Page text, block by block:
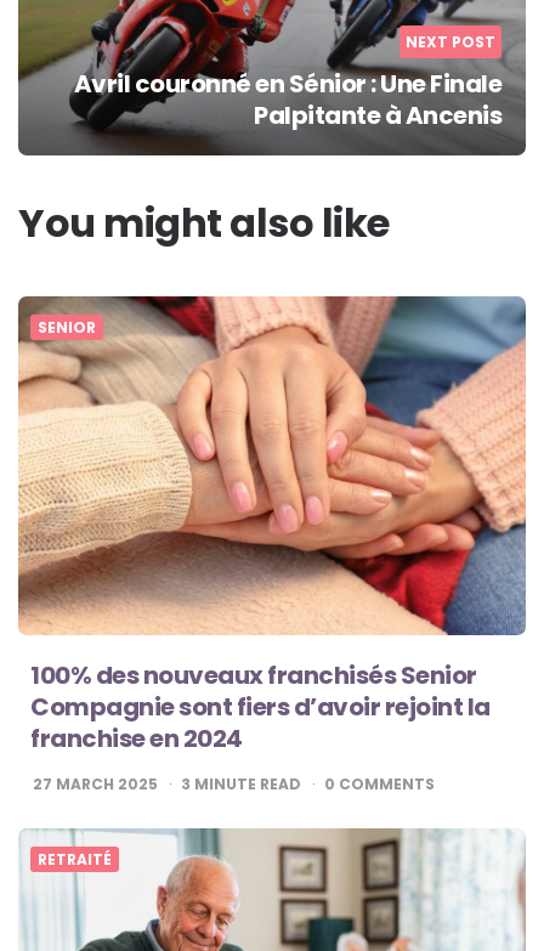
NEXT POST
Avril couronné en Sénior : Une Finale
Palpitante à Ancenis
You might also like
SENIOR
100% des nouveaux franchisés Senior
Compagnie sont fiers d’avoir rejoint la
franchise en 2024
27 MARCH 2025 3 MINUTE READ 0 COMMENTS
RETRAITÉ